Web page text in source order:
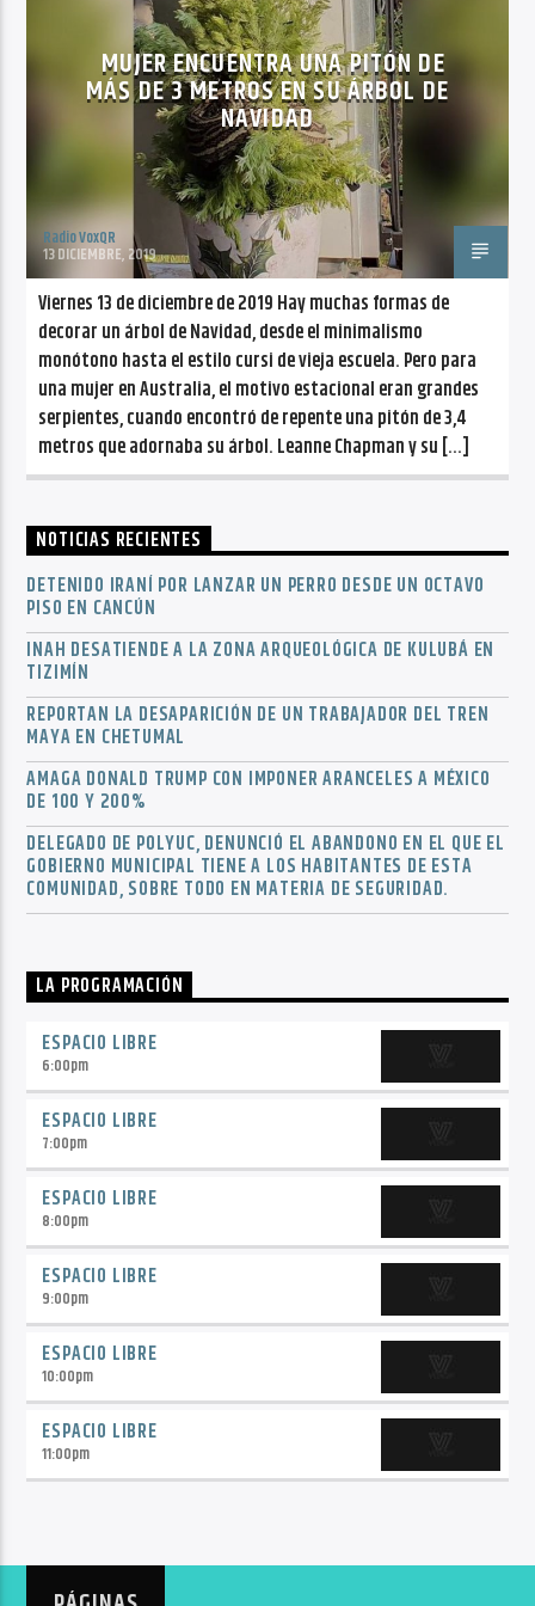
NO TITLES AVAILABLE
Radio VoxQR
MUJER ENCUENTRA UNA PITÓN DE
MÁS DE 3 METROS EN SU ÁRBOL DE
NAVIDAD
Radio VoxQR
13 DICIEMBRE, 2019
Viernes 13 de diciembre de 2019 Hay muchas formas de
decorar un árbol de Navidad, desde el minimalismo
monótono hasta el estilo cursi de vieja escuela. Pero para
una mujer en Australia, el motivo estacional eran grandes
serpientes, cuando encontró de repente una pitón de 3,4
metros que adornaba su árbol. Leanne Chapman y su […]
NOTICIAS RECIENTES
DETENIDO IRANÍ POR LANZAR UN PERRO DESDE UN OCTAVO
PISO EN CANCÚN
INAH DESATIENDE A LA ZONA ARQUEOLÓGICA DE KULUBÁ EN
TIZIMÍN
REPORTAN LA DESAPARICIÓN DE UN TRABAJADOR DEL TREN
MAYA EN CHETUMAL
AMAGA DONALD TRUMP CON IMPONER ARANCELES A MÉXICO
DE 100 Y 200%
DELEGADO DE POLYUC, DENUNCIÓ EL ABANDONO EN EL QUE EL
GOBIERNO MUNICIPAL TIENE A LOS HABITANTES DE ESTA
COMUNIDAD, SOBRE TODO EN MATERIA DE SEGURIDAD.
LA PROGRAMACIÓN
ESPACIO LIBRE
6:00pm
ESPACIO LIBRE
7:00pm
ESPACIO LIBRE
8:00pm
ESPACIO LIBRE
9:00pm
ESPACIO LIBRE
10:00pm
ESPACIO LIBRE
11:00pm